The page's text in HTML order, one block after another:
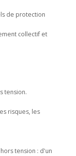
de protection
collectif et
tension.
risques, les
tension : d'un